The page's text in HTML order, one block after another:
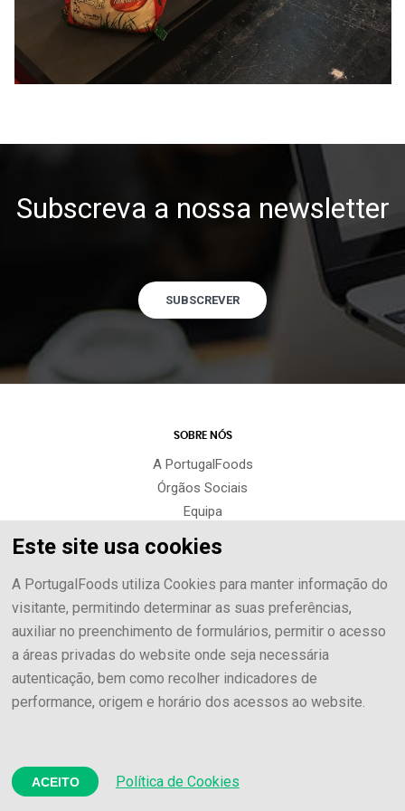
Subscreva a nossa newsletter
SUBSCREVER
SOBRE NÓS
A PortugalFoods
Órgãos Sociais
Equipa
Portuguese Agrofood Cluster
ASSOCIADOS
Os nossos Associados
Vantagens
Seja Associado
INTERNACIONALIZAÇÃO
Food & Beverage Portfolio
Este site usa cookies
A PortugalFoods utiliza Cookies para manter informação do
visitante, permitindo determinar as suas preferências,
auxiliar no preenchimento de formulários, permitir o acesso
a áreas privadas do website onde seja necessária
autenticação, bem como recolher indicadores de
performance, origem e horário dos acessos ao website.
ACEITO Política de Cookies